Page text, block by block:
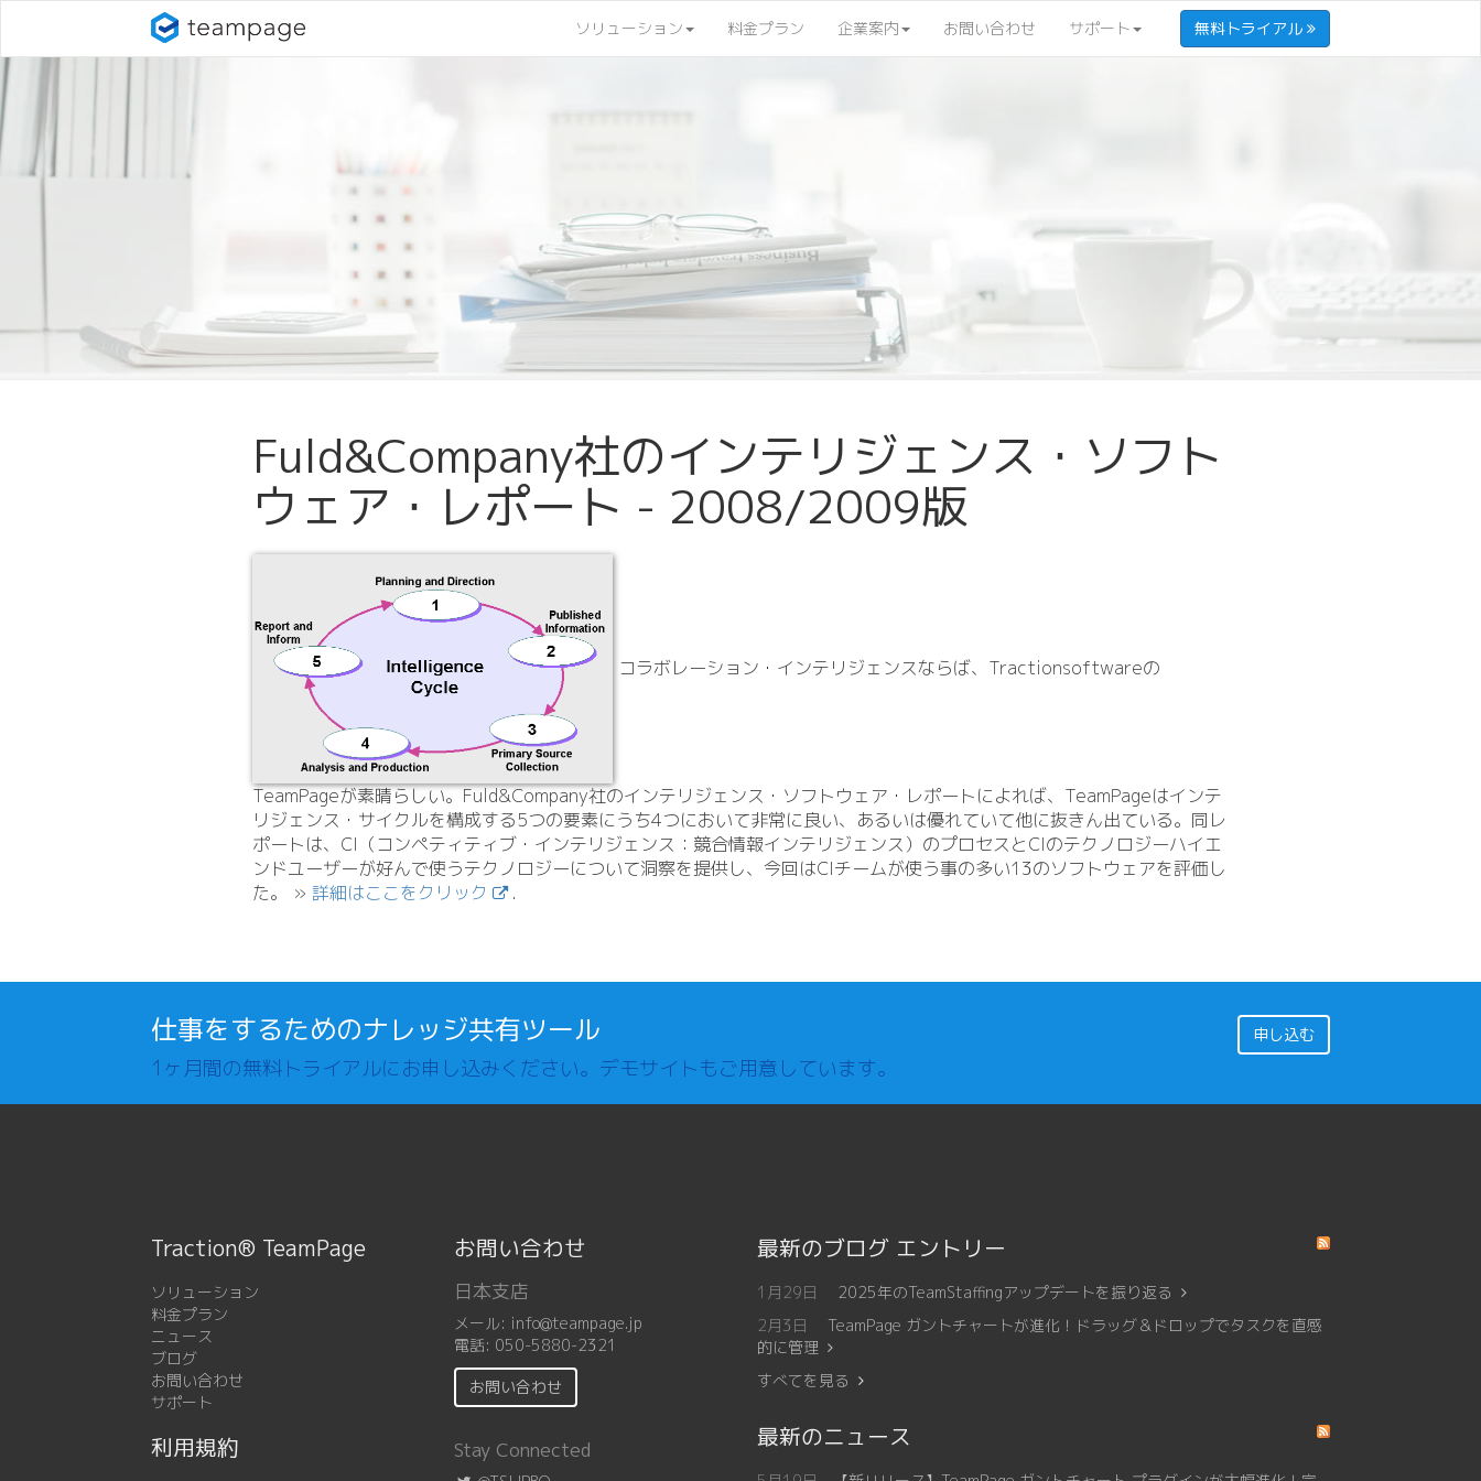
ソリューション 料金プラン 企業案内 お問い合わせ サポート 無料トライアル
Fuld&Company社のインテリジェンス・ソフト
ウェア・レポート - 2008/2009版
コラボレーション・インテリジェンスならば、Tractionsoftwareの
TeamPageが素晴らしい。Fuld&Company社のインテリジェンス・ソフトウェア・レポートによれば、TeamPageはインテ
リジェンス・サイクルを構成する5つの要素にうち4つにおいて非常に良い、あるいは優れていて他に抜きん出ている。同レ
ポートは、CI（コンペティティブ・インテリジェンス：競合情報インテリジェンス）のプロセスとCIのテクノロジーハイエ
ンドユーザーが好んで使うテクノロジーについて洞察を提供し、今回はCIチームが使う事の多い13のソフトウェアを評価し
た。 » 詳細はここをクリック .
仕事をするためのナレッジ共有ツール
1ヶ月間の無料トライアルにお申し込みください。デモサイトもご用意しています。
申し込む
Traction® TeamPage
ソリューション
料金プラン
ニュース
ブログ
お問い合わせ
サポート
利用規約
お問い合わせ
日本支店
メール: info@teampage.jp
電話: 050-5880-2321
お問い合わせ
Stay Connected
最新のブログ エントリー
1月29日
2025年のTeamStaffingアップデートを振り返る
2月3日
TeamPage ガントチャートが進化！ドラッグ＆ドロップでタスクを直感
的に管理
すべてを見る
最新のニュース